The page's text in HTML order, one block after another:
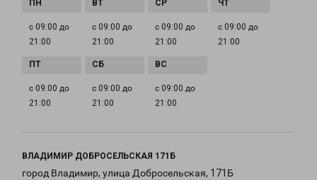
с 09:00 до
21:00
с 09:00 до
21:00
с 09:00 до
21:00
с 09:00 до
21:00
с 09:00 до
21:00
с 09:00 до
21:00
с 09:00 до
21:00
ВЛАДИМИР ДОБРОСЕЛЬСКАЯ 171Б
город Владимир, улица Добросельская, 171Б